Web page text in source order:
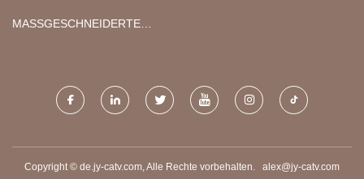
MASSGESCHNEIDERTE B
Copyright © de.jy-catv.com, Alle Rechte vorbehalten. alex@jy-catv.com